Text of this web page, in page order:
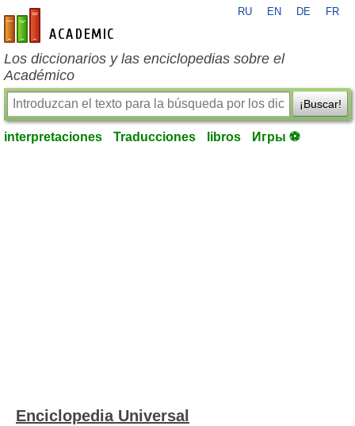
es-academic.com
RU EN DE FR
Los diccionarios y las enciclopedias sobre el
Académico
¡Buscar!
interpretaciones Traducciones libros Игры ⚽
Enciclopedia Universal